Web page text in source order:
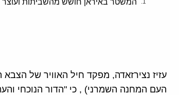
המשטר באיראן חושש מהשביתות ועוצר
עזיז נצירזאדה, מפקד חיל האוויר של
העם המחנה השמרני) , כי "הדור הנוכחי